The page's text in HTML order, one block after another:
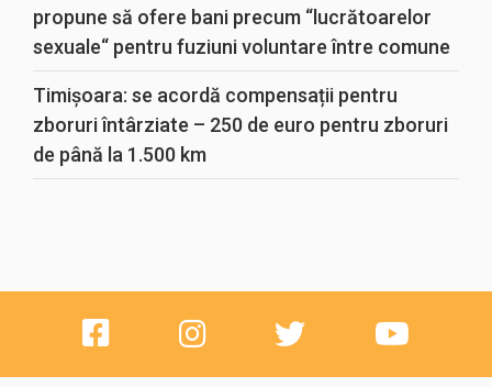
propune să ofere bani precum “lucrătoarelor
sexuale“ pentru fuziuni voluntare între comune
Timișoara: se acordă compensații pentru
zboruri întârziate – 250 de euro pentru zboruri
de până la 1.500 km